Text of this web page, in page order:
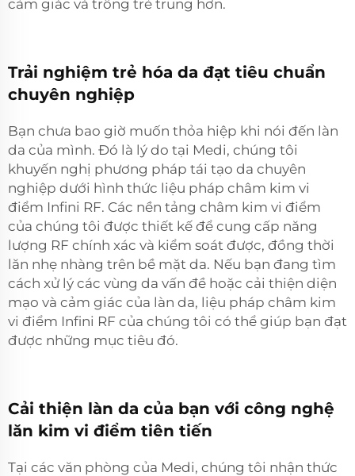
cảm giác và trông trẻ trung hơn.
Trải nghiệm trẻ hóa da đạt tiêu chuẩn
chuyên nghiệp
Bạn chưa bao giờ muốn thỏa hiệp khi nói đến làn
da của mình. Đó là lý do tại Medi, chúng tôi
khuyến nghị phương pháp tái tạo da chuyên
nghiệp dưới hình thức liệu pháp châm kim vi
điểm Infini RF. Các nền tảng châm kim vi điểm
của chúng tôi được thiết kế để cung cấp năng
lượng RF chính xác và kiểm soát được, đồng thời
lăn nhẹ nhàng trên bề mặt da. Nếu bạn đang tìm
cách xử lý các vùng da vấn đề hoặc cải thiện diện
mạo và cảm giác của làn da, liệu pháp châm kim
vi điểm Infini RF của chúng tôi có thể giúp bạn đạt
được những mục tiêu đó.
Cải thiện làn da của bạn với công nghệ
lăn kim vi điểm tiên tiến
Tại các văn phòng của Medi, chúng tôi nhận thức